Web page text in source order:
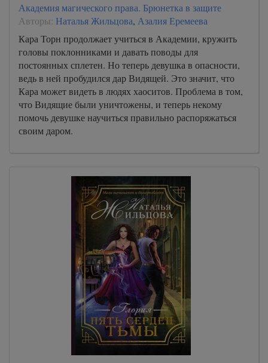
Академия магического права. Брюнетка в защите
Авторы: Наталья Жильцова, Азалия Еремеева
Кара Торн продолжает учиться в Академии, кружить
головы поклонниками и давать поводы для
постоянных сплетен. Но теперь девушка в опасности,
ведь в ней пробудился дар Видящей. Это значит, что
Кара может видеть в людях хаоситов. Проблема в том,
что Видящие были уничтожены, и теперь некому
помочь девушке научиться правильно распоряжаться
своим даром.